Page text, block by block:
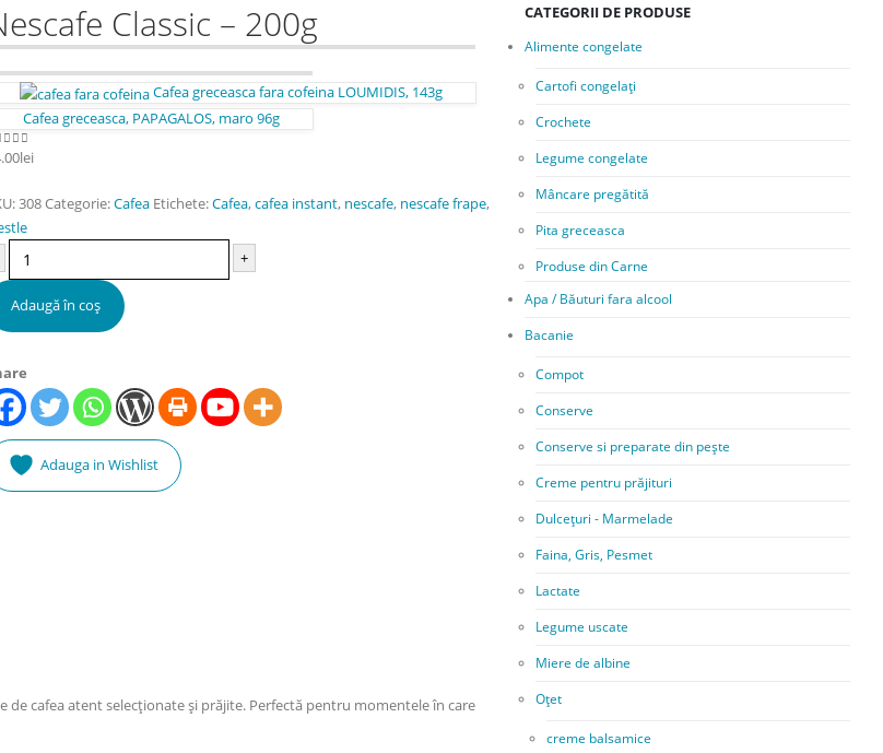
Classic – 200g
Cafea greceasca fara cofeina LOUMIDIS, 143g
Cafea greceasca, PAPAGALOS, maro 96g
of 5
lei
308Categorie:Cafea Etichete:Cafea,cafea instant, nescafe, nescafe frape,
+
Adaugă în coș
Adauga in Wishlist
cafea atent selecționate și prăjite. Perfectă pentru momentele în care
CATEGORII DE PRODUSE
Alimente congelate
Cartofi congelați
Crochete
Legume congelate
Mâncare pregătită
Pita greceasca
Produse din Carne
Apa / Băuturi fara alcool
Bacanie
Compot
Conserve
Conserve si preparate din pește
Creme pentru prăjituri
Dulcețuri - Marmelade
Faina, Gris, Pesmet
Lactate
Legume uscate
Miere de albine
Oțet
creme balsamice